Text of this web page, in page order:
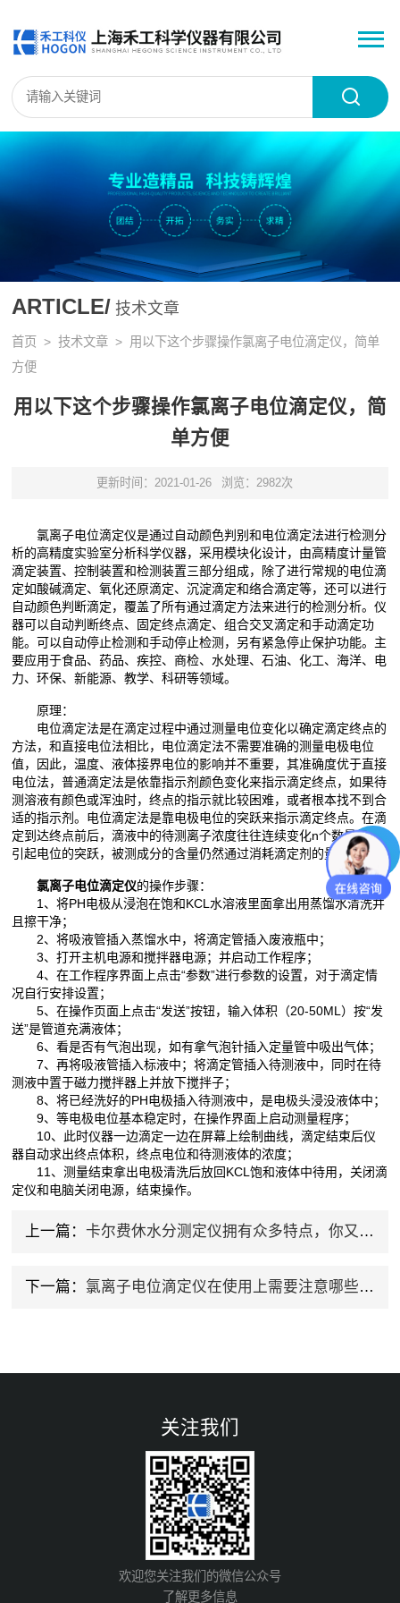
ARTICLE/ 技术文章
首页 >技术文章 > 用以下这个步骤操作氯离子电位滴定仪，简单
方便
用以下这个步骤操作氯离子电位滴定仪，简
单方便
更新时间：2021-01-26 浏览：2982次
氯离子电位滴定仪是通过自动颜色判别和电位滴定法进行检测分
析的高精度实验室分析科学仪器，采用模块化设计，由高精度计量管
滴定装置、控制装置和检测装置三部分组成，除了进行常规的电位滴
定如酸碱滴定、氧化还原滴定、沉淀滴定和络合滴定等，还可以进行
自动颜色判断滴定，覆盖了所有通过滴定方法来进行的检测分析。仪
器可以自动判断终点、固定终点滴定、组合交叉滴定和手动滴定功
能。可以自动停止检测和手动停止检测，另有紧急停止保护功能。主
要应用于食品、药品、疾控、商检、水处理、石油、化工、海洋、电
力、环保、新能源、教学、科研等领域。
原理：
电位滴定法是在滴定过程中通过测量电位变化以确定滴定终点的
方法，和直接电位法相比，电位滴定法不需要准确的测量电极电位
值，因此，温度、液体接界电位的影响并不重要，其准确度优于直接
电位法，普通滴定法是依靠指示剂颜色变化来指示滴定终点，如果待
测溶液有颜色或浑浊时，终点的指示就比较困难，或者根本找不到合
适的指示剂。电位滴定法是靠电极电位的突跃来指示滴定终点。在滴
定到达终点前后，滴液中的待测离子浓度往往连续变化n个数量级，
引起电位的突跃，被测成分的含量仍然通过消耗滴定剂的量来计算。
氯离子电位滴定仪的操作步骤：
1、将PH电极从浸泡在饱和KCL水溶液里面拿出用蒸馏水清洗并
且擦干净；
2、将吸液管插入蒸馏水中，将滴定管插入废液瓶中；
3、打开主机电源和搅拌器电源；并启动工作程序；
4、在工作程序界面上点击“参数”进行参数的设置，对于滴定情
况自行安排设置；
5、在操作页面上点击“发送”按钮，输入体积（20-50ML）按“发
送”是管道充满液体；
6、看是否有气泡出现，如有拿气泡针插入定量管中吸出气体；
7、再将吸液管插入标液中；将滴定管插入待测液中，同时在待
测液中置于磁力搅拌器上并放下搅拌子；
8、将已经洗好的PH电极插入待测液中，是电极头浸没液体中；
9、等电极电位基本稳定时，在操作界面上启动测量程序；
10、此时仪器一边滴定一边在屏幕上绘制曲线，滴定结束后仪
器自动求出终点体积，终点电位和待测液体的浓度；
11、测量结束拿出电极清洗后放回KCL饱和液体中待用，关闭滴
定仪和电脑关闭电源，结束操作。
上一篇： 卡尔费休水分测定仪拥有众多特点，你又知道多少呢？
下一篇： 氯离子电位滴定仪在使用上需要注意哪些事项？
关注我们
欢迎您关注我们的微信公众号
了解更多信息